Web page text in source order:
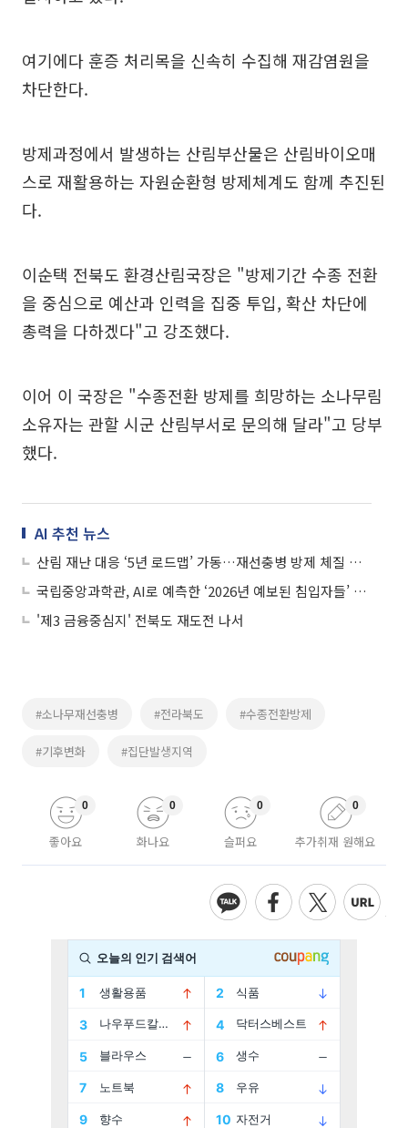
여기에다 훈증 처리목을 신속히 수집해 재감염원을
차단한다.
방제과정에서 발생하는 산림부산물은 산림바이오매
스로 재활용하는 자원순환형 방제체계도 함께 추진된
다.
이순택 전북도 환경산림국장은 "방제기간 수종 전환
을 중심으로 예산과 인력을 집중 투입, 확산 차단에
총력을 다하겠다"고 강조했다.
이어 이 국장은 "수종전환 방제를 희망하는 소나무림
소유자는 관할 시군 산림부서로 문의해 달라"고 당부
했다.
AI 추천 뉴스
산림 재난 대응 ‘5년 로드맵’ 가동…재선충병 방제 체질 바꾼다
국립중앙과학관, AI로 예측한 ‘2026년 예보된 침입자들’ 특별전 개최
'제3 금융중심지' 전북도 재도전 나서
#소나무재선충병 #전라북도 #수종전환방제
#기후변화 #집단발생지역
좋아요
0
화나요
0
슬퍼요
0
추가취재 원해요
0